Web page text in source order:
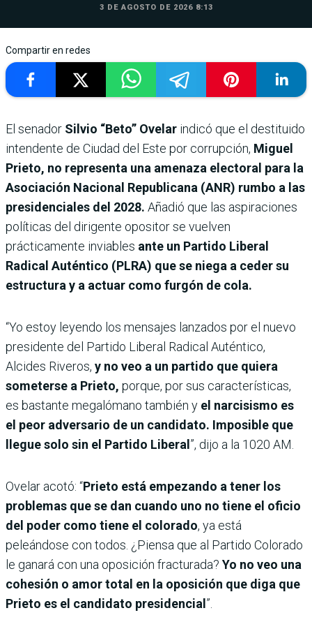
3 DE AGOSTO DE 2026 8:13
Compartir en redes
El senador Silvio “Beto” Ovelar indicó que el destituido
intendente de Ciudad del Este por corrupción, Miguel
Prieto, no representa una amenaza electoral para la
Asociación Nacional Republicana (ANR) rumbo a las
presidenciales del 2028. Añadió que las aspiraciones
políticas del dirigente opositor se vuelven
prácticamente inviables ante un Partido Liberal
Radical Auténtico (PLRA) que se niega a ceder su
estructura y a actuar como furgón de cola.
“Yo estoy leyendo los mensajes lanzados por el nuevo
presidente del Partido Liberal Radical Auténtico,
Alcides Riveros, y no veo a un partido que quiera
someterse a Prieto, porque, por sus características,
es bastante megalómano también y el narcisismo es
el peor adversario de un candidato. Imposible que
llegue solo sin el Partido Liberal ”, dijo a la 1020 AM.
Ovelar acotó: “Prieto está empezando a tener los
problemas que se dan cuando uno no tiene el oficio
del poder como tiene el colorado, ya está
peleándose con todos. ¿Piensa que al Partido Colorado
le ganará con una oposición fracturada? Yo no veo una
cohesión o amor total en la oposición que diga que
Prieto es el candidato presidencial ”.